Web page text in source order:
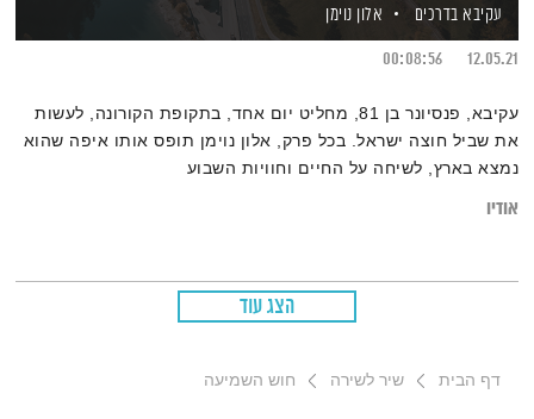
עקיבא בדרכים
אלון נוימן
12.05.21
00:08:56
עקיבא, פנסיונר בן 81, מחליט יום אחד, בתקופת הקורונה, לעשות
את שביל חוצה ישראל. בכל פרק, אלון נוימן תופס אותו איפה שהוא
נמצא בארץ, לשיחה על החיים וחוויות השבוע
אודיו
הצג עוד
דף הבית שיר לשירה חוש השמיעה